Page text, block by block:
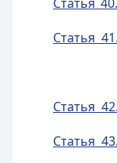
Статья
Статья
Статья